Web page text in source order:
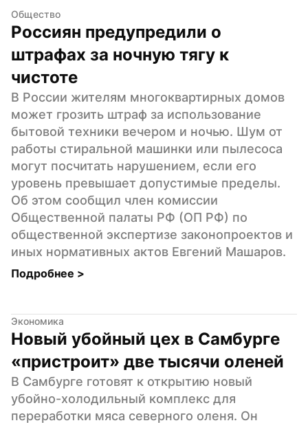
Общество
Россиян предупредили о
штрафах за ночную тягу к
чистоте
В России жителям многоквартирных домов
может грозить штраф за использование
бытовой техники вечером и ночью. Шум от
работы стиральной машинки или пылесоса
могут посчитать нарушением, если его
уровень превышает допустимые пределы.
Об этом сообщил член комиссии
Общественной палаты РФ (ОП РФ) по
общественной экспертизе законопроектов и
иных нормативных актов Евгений Машаров.
Подробнее >
Экономика
Новый убойный цех в Самбурге
«пристроит» две тысячи оленей
В Самбурге готовят к открытию новый
убойно-холодильный комплекс для
переработки мяса северного оленя. Он